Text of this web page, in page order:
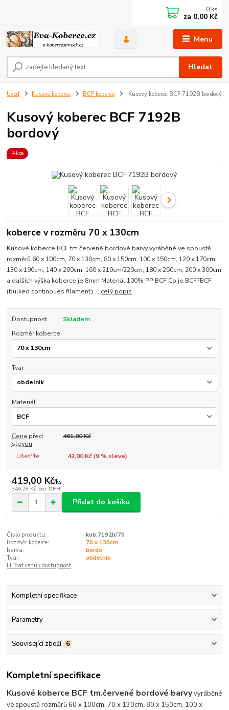
Menu
Hledat
0 ks
za 0,00 Kč
Úvod Kusové koberce BCF koberce Kusový koberec BCF 7192B bordový
Kusový koberec BCF 7192B
bordový
Akce
koberce v rozměru 70 x 130cm
Kusové koberce BCF tm.červené bordové barvy vyráběné ve spoustě
rozměrů 60 x 100cm, 70 x 130cm, 80 x 150cm, 100 x 150cm, 120 x 170cm,
130 x 190cm, 140 x 200cm, 160 x 210cm/220cm, 180 x 250cm, 200 x 300cm
a dalších výška koberce je 8mm Materiál 100% PP BCF Co je BCF?BCF
(bulked continoues filament) ... celý popis
Dostupnost
Skladem
Rozměr koberce
Tvar
Materiál
Cena před
slevou
461,00 Kč
Ušetříte 42,00 Kč (9% sleva)
419,00 Kč/ks
346,28 Kč bez DPH
Přidat do košíku
Číslo produktu:
kob.7192b/70
Rozměr koberce:
70 x 130cm
barva:
bordó
Tvar:
obdelnik
Hlídat cenu / dostupnost
Kompletní specifikace
Parametry
Související zboží 6
Kompletní specifikace
Kusové koberce BCF tm.červené bordové barvyvyráběné
ve spoustě rozměrů 60 x 100cm, 70 x 130cm, 80 x 150cm, 100 x